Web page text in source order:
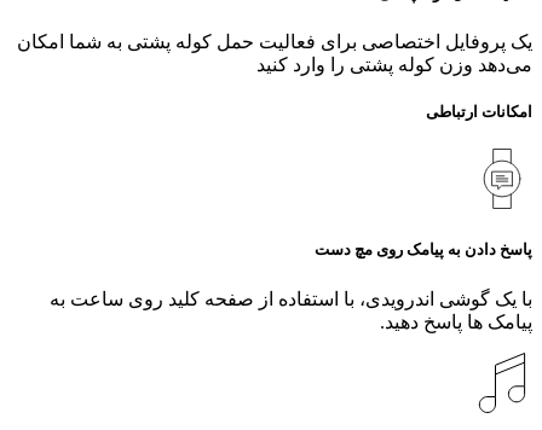
یک پروفایل اختصاصی برای فعالیت حمل کوله پشتی به شما امکان
می‌دهد وزن کوله پشتی را وارد کنید
امکانات ارتباطی
پاسخ دادن به پیامک روی مچ دست
با یک گوشی اندرویدی، با استفاده از صفحه کلید روی ساعت به
پیامک‌ ها پاسخ دهید.